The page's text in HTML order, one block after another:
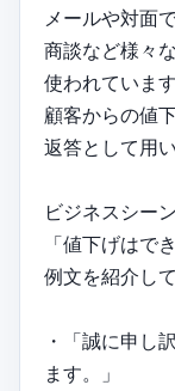
メールや対面
商談など様々
使われています
顧客からの値
返答として用
ビジネスシー
「値下げはで
例文を紹介し
・「誠に申し
ます。」